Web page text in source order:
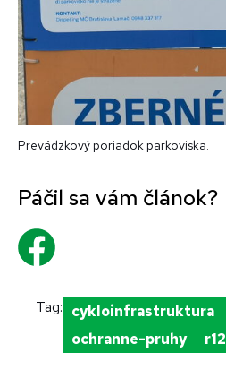
Prevádzkový poriadok parkoviska.
Tag: cykloinfrastruktura
ochranne-pruhy
r12